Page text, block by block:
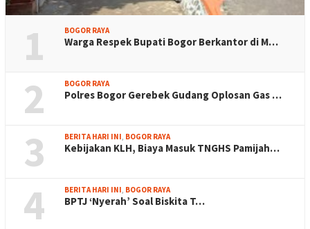
1 BOGOR RAYA
Warga Respek Bupati Bogor Berkantor di M…
2 BOGOR RAYA
Polres Bogor Gerebek Gudang Oplosan Gas …
3 BERITA HARI INI, BOGOR RAYA
Kebijakan KLH, Biaya Masuk TNGHS Pamijah…
4 BERITA HARI INI, BOGOR RAYA
BPTJ ‘Nyerah’ Soal Biskita T…